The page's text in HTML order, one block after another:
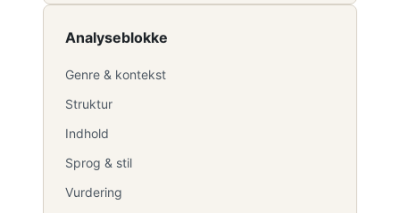
Analyseblokke
Genre & kontekst
Struktur
Indhold
Sprog & stil
Vurdering